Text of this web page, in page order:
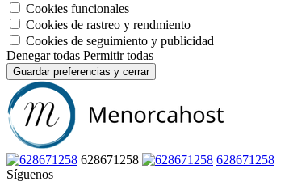
Cookies funcionales
Cookies de rastreo y rendmiento
Cookies de seguimiento y publicidad
Denegar todas Permitir todas
Guardar preferencias y cerrar
628671258
628671258
Síguenos